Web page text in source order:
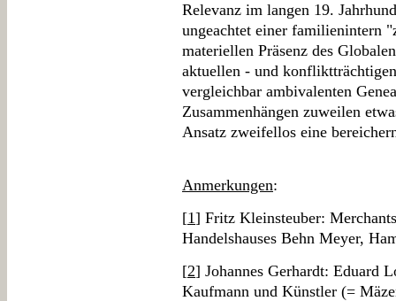
Relevanz im langen 19.
ungeachtet einer familienintern
materiellen Präsenz des
aktuellen - und
vergleichbar ambivalenten
Zusammenhängen zuweilen
Ansatz zweifellos eine
Anmerkungen:
[1] Fritz Kleinsteuber:
Handelshauses Behn Meyer,
[2] Johannes Gerhardt: Eduard
Kaufmann und Künstler (=